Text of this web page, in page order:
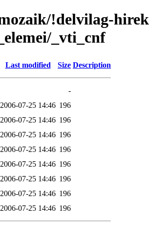
!delvilag-
_vti_cnf
Last modified Size Description
-
2006-07-25 14:46 196
2006-07-25 14:46 196
2006-07-25 14:46 196
2006-07-25 14:46 196
2006-07-25 14:46 196
2006-07-25 14:46 196
2006-07-25 14:46 196
2006-07-25 14:46 196